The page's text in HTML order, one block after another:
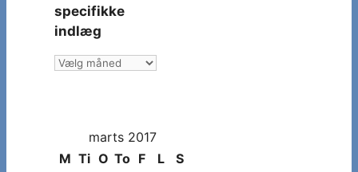
specifikke
indlæg
Vælg
at
marts 2017
M Ti O To F L
S